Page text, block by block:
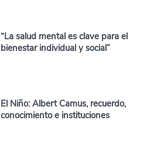
“La salud mental es clave para el
bienestar individual y social”
El Niño: Albert Camus, recuerdo,
conocimiento e instituciones